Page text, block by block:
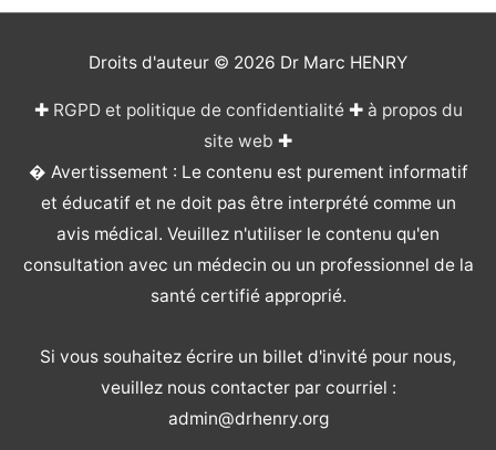
Droits d'auteur © 2026 Dr Marc HENRY
✚ RGPD et politique de confidentialité✚ à propos du
site web ✚
� Avertissement : Le contenu est purement informatif
et éducatif et ne doit pas être interprété comme un
avis médical. Veuillez n'utiliser le contenu qu'en
consultation avec un médecin ou un professionnel de la
santé certifié approprié.
Si vous souhaitez écrire un billet d'invité pour nous,
veuillez nous contacter par courriel :
admin@drhenry.org